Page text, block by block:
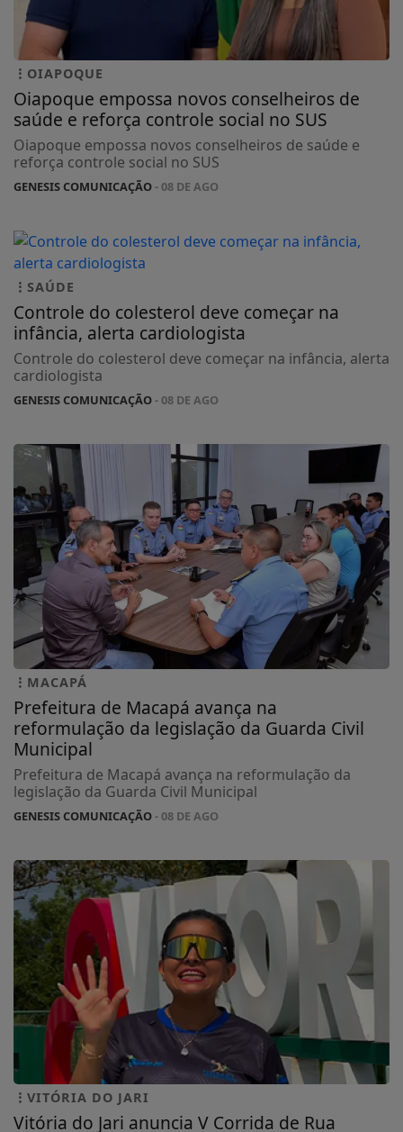
OIAPOQUE
Oiapoque empossa novos conselheiros de
saúde e reforça controle social no SUS
Oiapoque empossa novos conselheiros de saúde e
reforça controle social no SUS
GENESIS COMUNICAÇÃO- 08 DE AGO
SAÚDE
Controle do colesterol deve começar na
infância, alerta cardiologista
Controle do colesterol deve começar na infância, alerta
cardiologista
GENESIS COMUNICAÇÃO- 08 DE AGO
MACAPÁ
Prefeitura de Macapá avança na
reformulação da legislação da Guarda Civil
Municipal
Prefeitura de Macapá avança na reformulação da
legislação da Guarda Civil Municipal
GENESIS COMUNICAÇÃO- 08 DE AGO
VITÓRIA DO JARI
Vitória do Jari anuncia V Corrida de Rua